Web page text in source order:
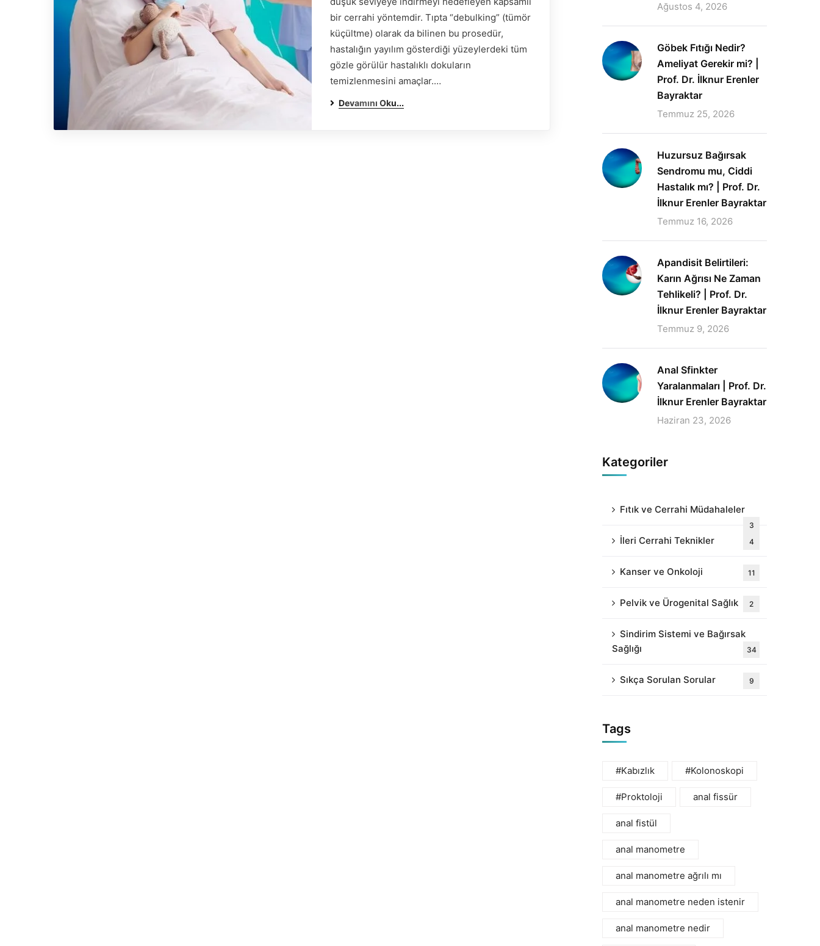
bir cerrahi yöntemdir. Tıpta “debulking” (tümör
küçültme) olarak da bilinen bu prosedür,
hastalığın yayılım gösterdiği yüzeylerdeki tüm
gözle görülür hastalıklı dokuların
temizlenmesini amaçlar.…
Devamını Oku...
Ağustos 4, 2026
Göbek Fıtığı Nedir?
Ameliyat Gerekir mi? |
Prof. Dr. İlknur Erenler
Bayraktar
Temmuz 25, 2026
Huzursuz Bağırsak
Sendromu mu, Ciddi
Hastalık mı? | Prof. Dr.
İlknur Erenler Bayraktar
Temmuz 16, 2026
Apandisit Belirtileri:
Karın Ağrısı Ne Zaman
Tehlikeli? | Prof. Dr.
İlknur Erenler Bayraktar
Temmuz 9, 2026
Anal Sfinkter
Yaralanmaları | Prof. Dr.
İlknur Erenler Bayraktar
Haziran 23, 2026
Kategoriler
Fıtık ve Cerrahi Müdahaleler
3
İleri Cerrahi Teknikler 4
Kanser ve Onkoloji 11
Pelvik ve Ürogenital Sağlık 2
Sindirim Sistemi ve Bağırsak
Sağlığı
34
Sıkça Sorulan Sorular 9
Tags
#Kabızlık #Kolonoskopi
#Proktoloji anal fissür
anal fistül
anal manometre
anal manometre ağrılı mı
anal manometre neden istenir
anal manometre nedir